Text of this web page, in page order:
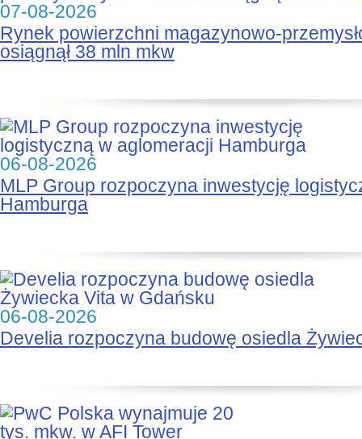
07-08-2026
Rynek powierzchni magazynowo-
osiągnął 38 mln mkw
06-08-2026
MLP Group rozpoczyna inwestycję
Hamburga
06-08-2026
Develia rozpoczyna budowę osiedla